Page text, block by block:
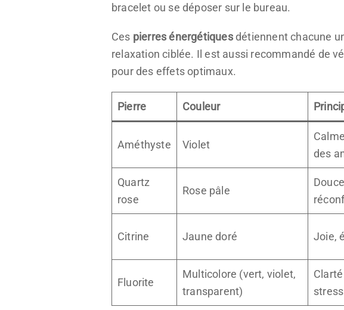
bracelet ou se déposer sur le bureau.
Ces pierres énergétiquesdétiennent chacune
relaxation ciblée. Il est aussi recommandé de
pour des effets optimaux.
Pierre Couleur
Améthyste Violet
des
Quartz
rose
Rose pâle
Citrine Jaune doré Joie,
Fluorite
Multicolore (vert, violet,
transparent)
stress